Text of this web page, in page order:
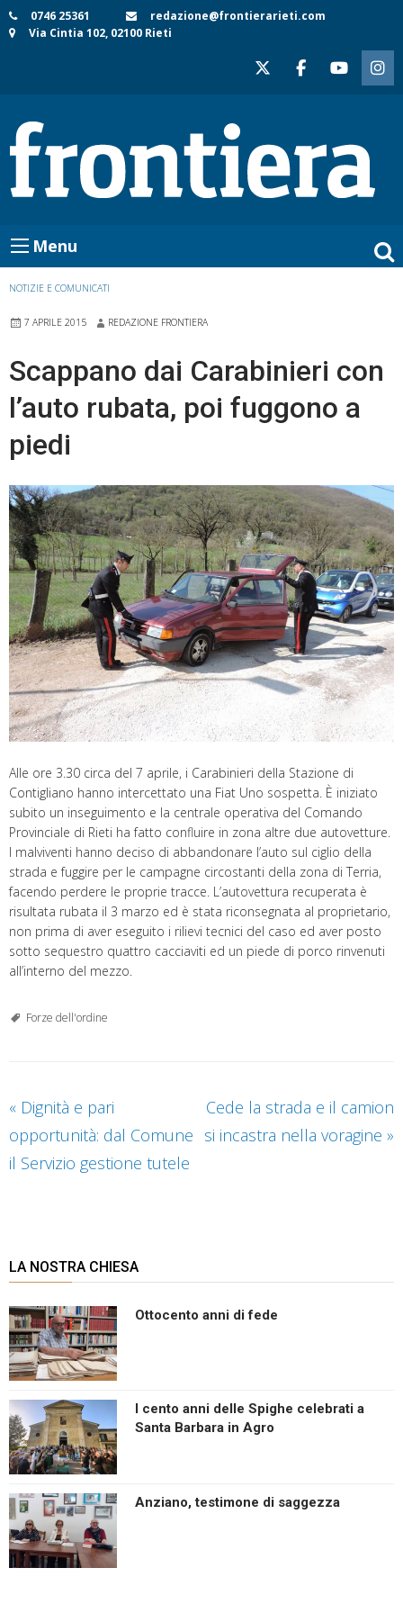
Skip
to
0746 25361
redazione@frontierarieti.com
Via Cintia 102, 02100 Rieti
Menu
NOTIZIE E COMUNICATI
7 APRILE 2015 REDAZIONE FRONTIERA
Scappano dai Carabinieri con
l’auto rubata, poi fuggono a
piedi
Alle ore 3.30 circa del 7 aprile, i Carabinieri della Stazione di
Contigliano hanno intercettato una Fiat Uno sospetta. È iniziato
subito un inseguimento e la centrale operativa del Comando
Provinciale di Rieti ha fatto confluire in zona altre due autovetture.
I malviventi hanno deciso di abbandonare l’auto sul ciglio della
strada e fuggire per le campagne circostanti della zona di Terria,
facendo perdere le proprie tracce. L’autovettura recuperata è
risultata rubata il 3 marzo ed è stata riconsegnata al proprietario,
non prima di aver eseguito i rilievi tecnici del caso ed aver posto
sotto sequestro quattro cacciaviti ed un piede di porco rinvenuti
all’interno del mezzo.
Forze dell'ordine
« Dignità e pari
opportunità: dal Comune
il Servizio gestione tutele
Cede la strada e il camion
si incastra nella voragine »
LA NOSTRA CHIESA
Ottocento anni di fede
I cento anni delle Spighe celebrati a
Santa Barbara in Agro
Anziano, testimone di saggezza